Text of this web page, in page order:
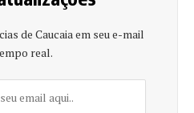
de Caucaia em seu e-mail
real.